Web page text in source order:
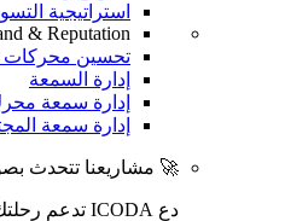
استراتيجية
& Reputation
تحسين محركات
إدارة السمعة
إدارة سمعة
إدارة سمعة
🚀 مشاريعنا تتحدث
دع ICODA تدعم رحلتك نحو هيمنة العُملات الرقمية.